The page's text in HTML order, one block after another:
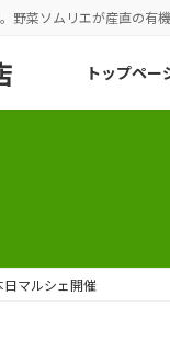
野菜ソムリエが産直の有
トップペー
日マルシェ開催